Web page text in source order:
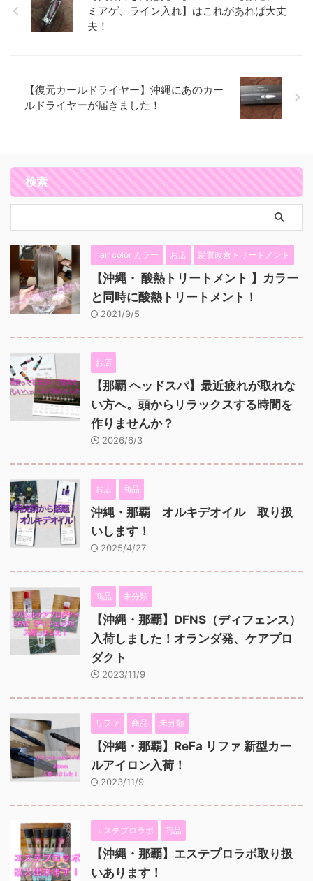
ミアゲ、ライン入れ】はこれがあれば大丈
夫！
【復元カールドライヤー】沖縄にあのカー
ルドライヤーが届きました！
検索
hair color カラー お店 髪質改善トリートメント
【沖縄・ 酸熱トリートメント 】カラー
と同時に酸熱トリートメント！
2021/9/5
お店
【那覇 ヘッドスパ】最近疲れが取れな
い方へ。頭からリラックスする時間を
作りませんか？
2026/6/3
お店 商品
沖縄・那覇 オルキデオイル 取り扱
いします！
2025/4/27
商品 未分類
【沖縄・那覇】DFNS（ディフェンス）
入荷しました！オランダ発、ケアプロ
ダクト
2023/11/9
リファ 商品 未分類
【沖縄・那覇】ReFa リファ 新型カー
ルアイロン入荷！
2023/11/9
エステプロラボ 商品
【沖縄・那覇】エステプロラボ取り扱
いあります！